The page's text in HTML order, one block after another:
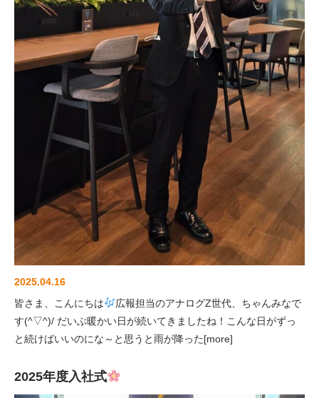
2025.04.16
皆さま、こんにちは
広報担当のアナログZ世代、ちゃんみなで
す(^▽^)/ だいぶ暖かい日が続いてきましたね！こんな日がずっ
と続けばいいのにな～と思うと雨が降った[more]
2025年度入社式